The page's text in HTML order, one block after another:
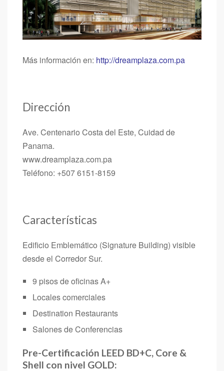
Más información en: http://dreamplaza.com.pa
Dirección
Ave. Centenario Costa del Este, Cuidad de
Panama.
www.dreamplaza.com.pa
Teléfono: +507 6151-8159
Características
Edificio Emblemático (Signature Building) visible
desde el Corredor Sur.
9 pisos de oficinas A+
Locales comerciales
Destination Restaurants
Salones de Conferencias
Pre-Certificación LEED BD+C, Core &
Shell con nivel GOLD: